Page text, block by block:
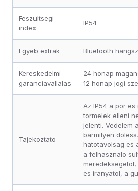
Feszultsegi
index
IP54
Egyeb extrak Bluetooth
Kereskedelmi
garanciavallalas
24 honap
12 honap jogi
Tajekoztato
Az IP54 a por
tormelek elleni
jelenti. Vedelem
barmilyen
hatotavolsag es
a felhasznalo
es iranyatol, a